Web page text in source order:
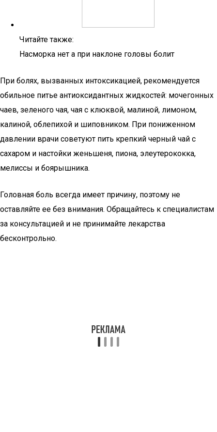
Читайте также:
Насморка нет а при наклоне головы болит
При болях, вызванных интоксикацией, рекомендуется
обильное питье антиоксидантных жидкостей: мочегонных
чаев, зеленого чая, чая с клюквой, малиной, лимоном,
калиной, облепихой и шиповником. При пониженном
давлении врачи советуют пить крепкий черный чай с
сахаром и настойки женьшеня, пиона, элеутерококка,
мелиссы и боярышника.
Головная боль всегда имеет причину, поэтому не
оставляйте ее без внимания. Обращайтесь к специалистам
за консультацией и не принимайте лекарства
бесконтрольно.